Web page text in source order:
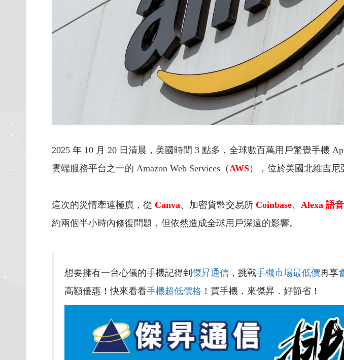
2025 年 10 月 20 日清晨，美國時間 3 點多，全球數百萬用戶驚覺手機
雲端服務平台之一的 Amazon Web Services（AWS），位於美國北維吉尼
這次的災情牽連極廣，從 Canva、加密貨幣交易所 Coinbase、 Alexa 語
約兩個半小時內修復問題，但依然造成全球用戶深遠的影響。
想要擁有一台心儀的手機記得到 傑昇通信 ，挑戰手機市場最低價再享
高額優惠！快來看看手機超低價格 ！買手機．來傑昇．好節省！